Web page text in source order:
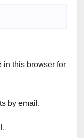
in this browser for
by email.